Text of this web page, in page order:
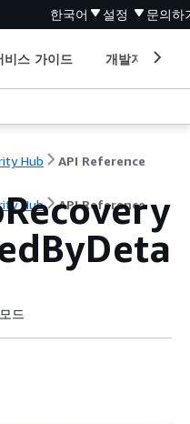
한국어 설정 문의하
비스 가이드 개발자 도구
Hub API Reference
Hub API Reference
드